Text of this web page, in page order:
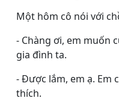
Một hôm cô nói với
- Chàng ơi, em muốn
gia đình ta.
- Ðược lắm, em ạ. Em
thích.